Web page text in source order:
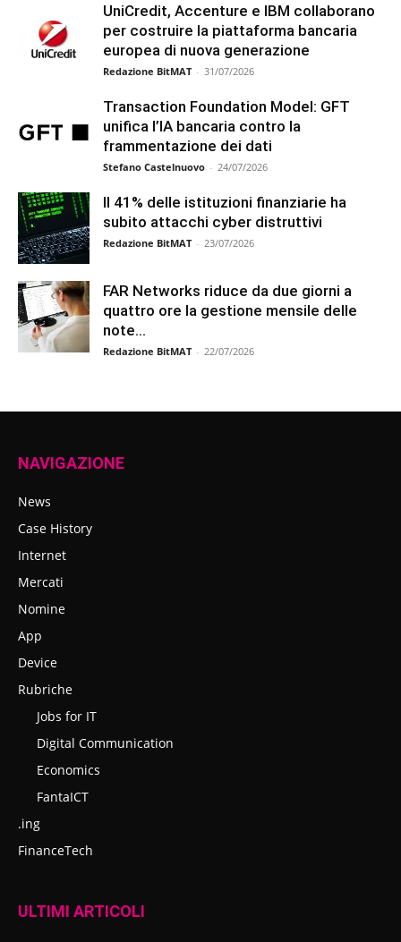
UniCredit, Accenture e IBM collaborano
per costruire la piattaforma bancaria
europea di nuova generazione
Redazione BitMAT - 31/07/2026
Transaction Foundation Model: GFT
unifica l’IA bancaria contro la
frammentazione dei dati
Stefano Castelnuovo - 24/07/2026
Il 41% delle istituzioni finanziarie ha
subito attacchi cyber distruttivi
Redazione BitMAT - 23/07/2026
FAR Networks riduce da due giorni a
quattro ore la gestione mensile delle
note...
Redazione BitMAT - 22/07/2026
NAVIGAZIONE
News
Case History
Internet
Mercati
Nomine
App
Device
Rubriche
Jobs for IT
Digital Communication
Economics
FantaICT
.ing
FinanceTech
ULTIMI ARTICOLI